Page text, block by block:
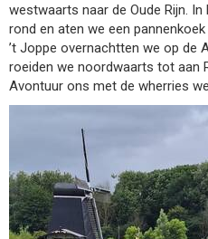
westwaarts naar de Oude Rijn.
rond en aten we een
’t Joppe overnachtten we op de
roeiden we noordwaarts tot aan
Avontuur ons met de wherries